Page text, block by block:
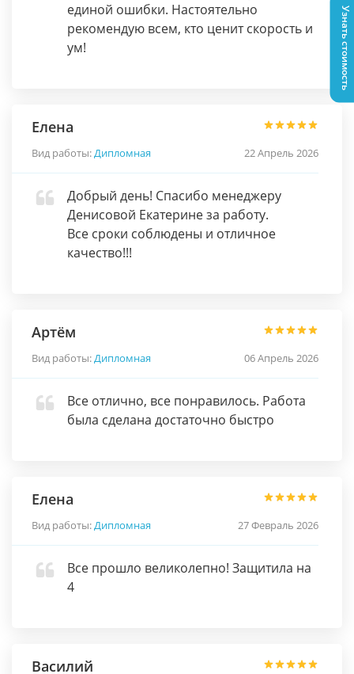
единой ошибки. Настоятельно
рекомендую всем, кто ценит скорость и
ум!
Елена
Вид работы:Дипломная 22 Апрель 2026
Добрый день! Спасибо менеджеру
Денисовой Екатерине за работу.
Все сроки соблюдены и отличное
качество!!!
Артём
Вид работы:Дипломная 06 Апрель 2026
Все отлично, все понравилось. Работа
была сделана достаточно быстро
Елена
Вид работы:Дипломная 27 Февраль 2026
Все прошло великолепно! Защитила на
4
Василий
Узнать стоимость